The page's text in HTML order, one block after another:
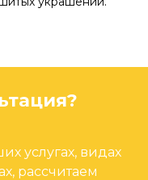
услугах, видах
рассчитаем